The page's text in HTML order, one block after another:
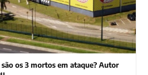
os 3 mortos em ataque? Autor